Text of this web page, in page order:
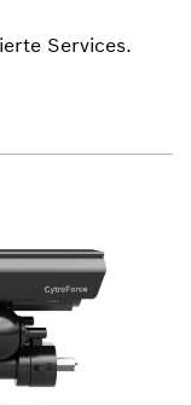
Services.